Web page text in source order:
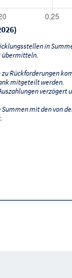
in
übermitteln.
Rückforderungen
mitgeteilt werden.
verzögert
mit den von